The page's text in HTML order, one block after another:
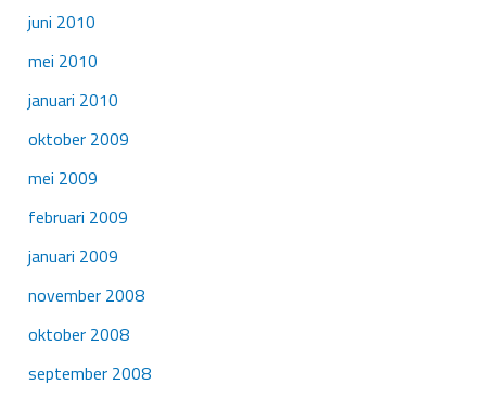
juni 2010
mei 2010
januari 2010
oktober 2009
mei 2009
februari 2009
januari 2009
november 2008
oktober 2008
september 2008